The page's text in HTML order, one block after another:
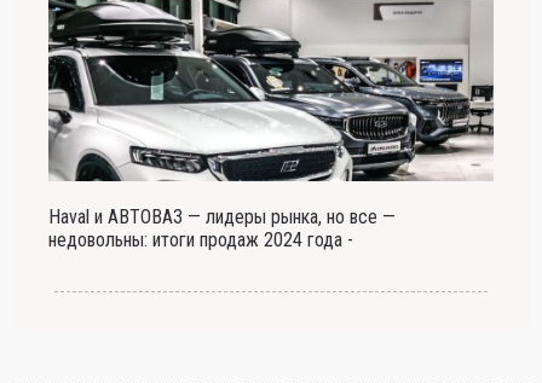
Haval и АВТОВАЗ — лидеры рынка, но все —
недовольны: итоги продаж 2024 года -